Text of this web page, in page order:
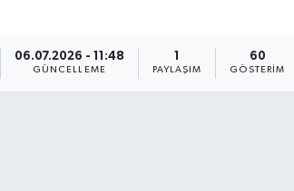
06.07.2026 - 11:48
GÜNCELLEME PAYLAŞIM
60
GÖSTERIM